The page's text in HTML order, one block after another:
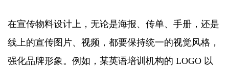
在宣传物料设计上，无论是海报、传单、手册，还是
线上的宣传图片、视频，都要保持统一的视觉风格，
强化品牌形象。例如，某英语培训机构的 LOGO 以